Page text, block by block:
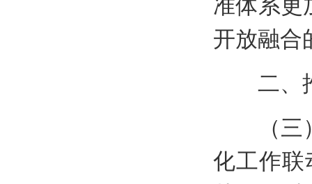
准体系更
开放融合
二、推
（三）
化工作联